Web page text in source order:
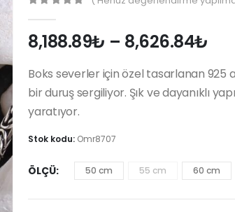
8,188.89₺ – 8,626.84₺
Boks severler için özel tasarlanan 925
bir duruş sergiliyor. Şık ve dayanıklı
yaratıyor.
Stok kodu: Omr8707
ÖLÇÜ 50 cm 55 cm 60 cm